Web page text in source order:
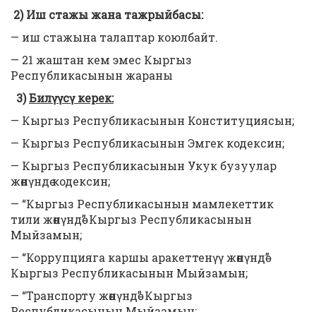
2) Иш стажы жана тажрыйбасы:
— иш стажына талаптар коюлбайт.
— 21 жаштан кем эмес Кыргыз
Республикасынын жараны
3)Билүүсү керек:
— Кыргыз Республикасынын Конституциясын;
— Кыргыз Республикасынын Эмгек кодексин;
— Кыргыз Республикасынын Укук бузуулар
жөнүндө кодексин;
— “Кыргыз Республикасынын мамлекеттик
тили жөнүндө” Кыргыз Республикасынын
Мыйзамын;
— “Коррупцияга каршы аракеттенүү жөнүндө”
Кыргыз Республикасынын Мыйзамын;
— “Транспорту жөнүндө” Кыргыз